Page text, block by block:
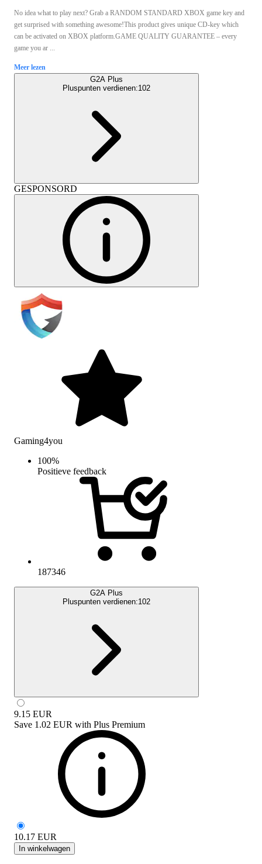
No idea what to play next? Grab a RANDOM STANDARD XBOX game key and
get surprised with something awesome!This product gives unique CD-key which
can be activated on XBOX platform.GAME QUALITY GUARANTEE – every
game you ar ...
Meer lezen
G2A Plus
Pluspunten verdienen:102
GESPONSORD
Gaming4you
100%
Positieve feedback
187346
G2A Plus
Pluspunten verdienen:102
9.15 EUR
Save 1.02 EUR with Plus Premium
10.17 EUR
In winkelwagen